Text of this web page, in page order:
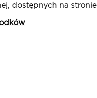
dostępnych na stronie